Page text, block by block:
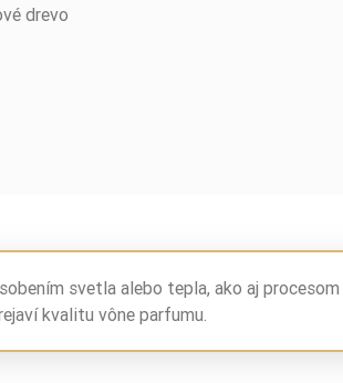
drevo
svetla alebo tepla, ako aj
kvalitu vône parfumu.